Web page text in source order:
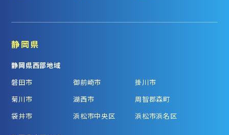
静岡県
静岡県西部地域
磐田市
御前崎市
掛川市
菊川市
湖西市
周智郡森町
袋井市
浜松市中央区 浜松市浜名区